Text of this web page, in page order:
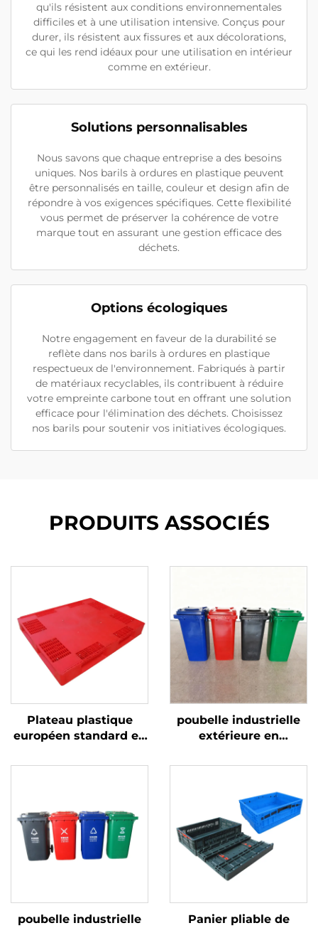
qu'ils résistent aux conditions environnementales
difficiles et à une utilisation intensive. Conçus pour
durer, ils résistent aux fissures et aux décolorations,
ce qui les rend idéaux pour une utilisation en intérieur
comme en extérieur.
Solutions personnalisables
Nous savons que chaque entreprise a des besoins
uniques. Nos barils à ordures en plastique peuvent
être personnalisés en taille, couleur et design afin de
répondre à vos exigences spécifiques. Cette flexibilité
vous permet de préserver la cohérence de votre
marque tout en assurant une gestion efficace des
déchets.
Options écologiques
Notre engagement en faveur de la durabilité se
reflète dans nos barils à ordures en plastique
respectueux de l'environnement. Fabriqués à partir
de matériaux recyclables, ils contribuent à réduire
votre empreinte carbone tout en offrant une solution
efficace pour l'élimination des déchets. Choisissez
nos barils pour soutenir vos initiatives écologiques.
PRODUITS ASSOCIÉS
Plateau plastique
européen standard en
1210, utilisé pour le
usines de production
de bouteilles de bière.
poubelle industrielle
extérieure en
litres, corbeille à
déchets
poubelle industrielle Panier pliable de